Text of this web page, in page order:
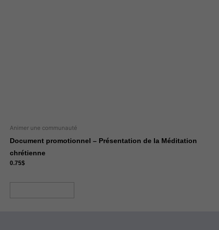
Animer une communauté
Document promotionnel – Présentation de la Méditation
chrétienne
0.75$